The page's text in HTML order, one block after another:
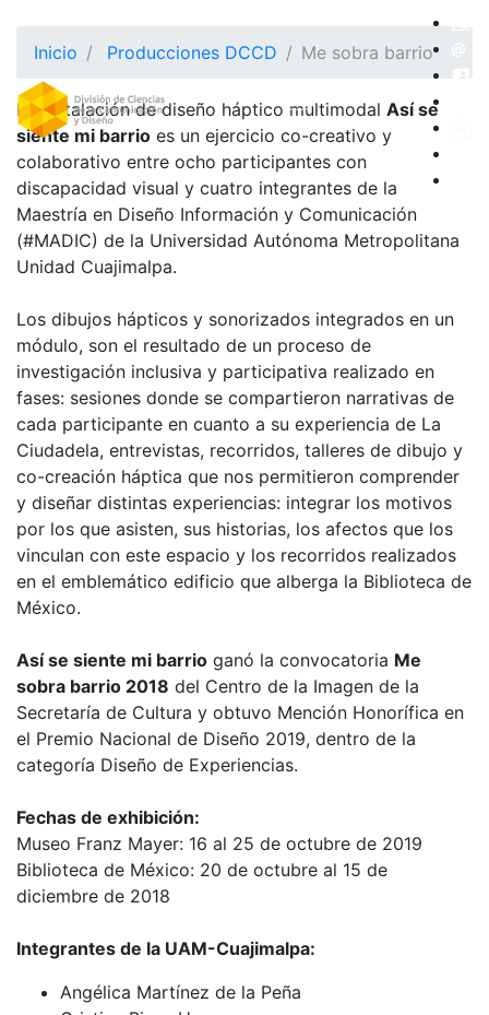
Inicio Producciones DCCD Me sobra barrio
La instalación de diseño háptico multimodal Así se
siente mi barrio es un ejercicio co-creativo y
colaborativo entre ocho participantes con
discapacidad visual y cuatro integrantes de la
Maestría en Diseño Información y Comunicación
(#MADIC) de la Universidad Autónoma Metropolitana
Unidad Cuajimalpa.
Los dibujos hápticos y sonorizados integrados en un
módulo, son el resultado de un proceso de
investigación inclusiva y participativa realizado en
fases: sesiones donde se compartieron narrativas de
cada participante en cuanto a su experiencia de La
Ciudadela, entrevistas, recorridos, talleres de dibujo y
co-creación háptica que nos permitieron comprender
y diseñar distintas experiencias: integrar los motivos
por los que asisten, sus historias, los afectos que los
vinculan con este espacio y los recorridos realizados
en el emblemático edificio que alberga la Biblioteca de
México.
Así se siente mi barrio ganó la convocatoria Me
sobra barrio 2018 del Centro de la Imagen de la
Secretaría de Cultura y obtuvo Mención Honorífica en
el Premio Nacional de Diseño 2019, dentro de la
categoría Diseño de Experiencias.
Fechas de exhibición:
Museo Franz Mayer: 16 al 25 de octubre de 2019
Biblioteca de México: 20 de octubre al 15 de
diciembre de 2018
Integrantes de la UAM-Cuajimalpa:
Angélica Martínez de la Peña